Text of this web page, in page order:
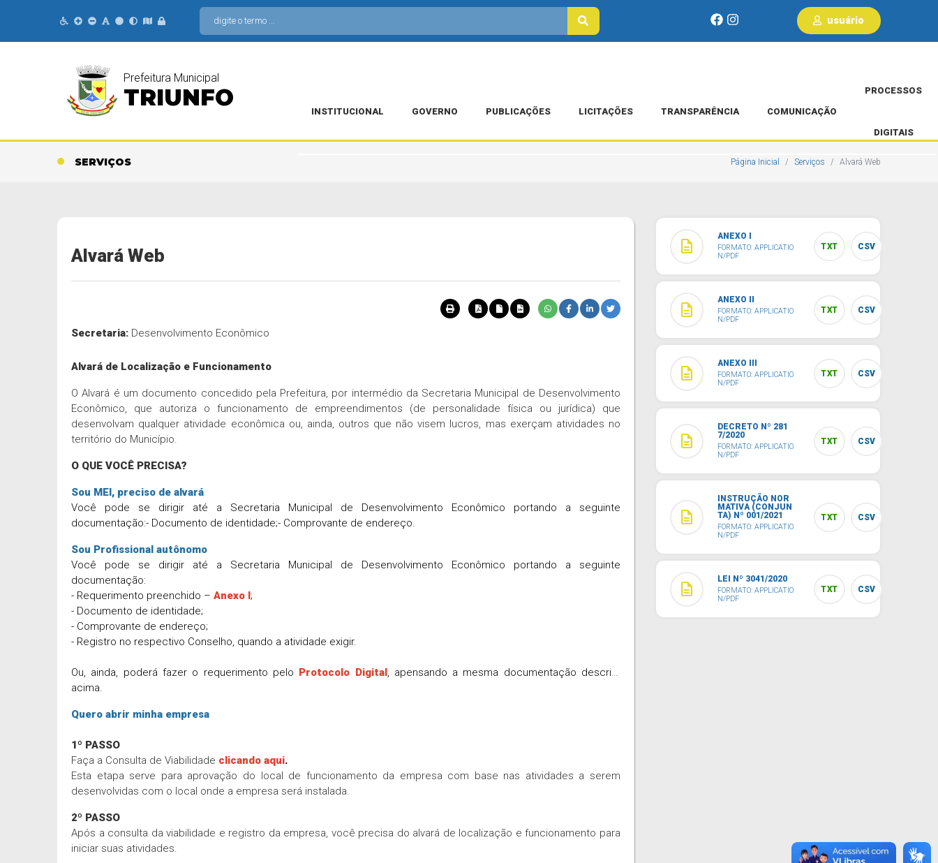
usuário
Prefeitura Municipal
TRIUNFO
INSTITUCIONAL GOVERNO PUBLICAÇÕES LICITAÇÕES TRANSPARÊNCIA COMUNICAÇÃO
PROCESSOS
DIGITAIS
SERVIÇOS Página Inicial Serviços Alvará Web
Alvará Web
Secretaria: Desenvolvimento Econômico
Alvará de Localização e Funcionamento
O Alvará é um documento concedido pela Prefeitura, por intermédio da Secretaria Municipal de Desenvolvimento
Econômico, que autoriza o funcionamento de empreendimentos (de personalidade física ou jurídica) que
desenvolvam qualquer atividade econômica ou, ainda, outros que não visem lucros, mas exerçam atividades no
território do Município.
O QUE VOCÊ PRECISA?
Sou MEI, preciso de alvará
Você pode se dirigir até a Secretaria Municipal de Desenvolvimento Econômico portando a seguinte
documentação:- Documento de identidade;- Comprovante de endereço.
Sou Profissional autônomo
Você pode se dirigir até a Secretaria Municipal de Desenvolvimento Econômico portando a seguinte
documentação:
- Requerimento preenchido –Anexo I;
- Documento de identidade;
- Comprovante de endereço;
- Registro no respectivo Conselho, quando a atividade exigir.
Ou, ainda, poderá fazer o requerimento pelo Protocolo Digital, apensando a mesma documentação descrita
acima.
Quero abrir minha empresa
1º PASSO
Faça a Consulta de Viabilidade clicando aqui.
Esta etapa serve para aprovação do local de funcionamento da empresa com base nas atividades a serem
desenvolvidas com o local onde a empresa será instalada.
2º PASSO
Após a consulta da viabilidade e registro da empresa, você precisa do alvará de localização e funcionamento para
iniciar suas atividades.
description
ANEXO I
FORMATO: APPLICATIO
N/PDF
TXT CSV
description
ANEXO II
FORMATO: APPLICATIO
N/PDF
TXT CSV
description
ANEXO III
FORMATO: APPLICATIO
N/PDF
TXT CSV
description
DECRETO Nº 281
7/2020
FORMATO: APPLICATIO
N/PDF
TXT CSV
description
INSTRUÇÃO NOR
MATIVA (CONJUN
TA) Nº 001/2021
FORMATO: APPLICATIO
N/PDF
TXT CSV
description
LEI Nº 3041/2020
FORMATO: APPLICATIO
N/PDF
TXT CSV